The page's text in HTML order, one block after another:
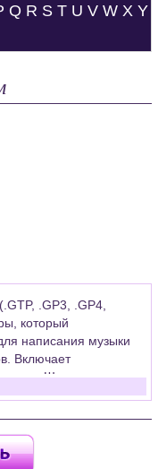
Q R S T U V W X Y
.GP3, .GP4,
который
написания музыки
Включает
Широко
затем
программу Guitar